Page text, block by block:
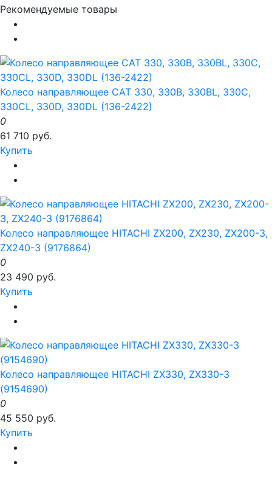
Рекомендуемые товары
Колесо направляющее CAT 330, 330B, 330BL, 330C,
330CL, 330D, 330DL (136-2422)
0
61 710 руб.
Купить
Колесо направляющее HITACHI ZX200, ZX230, ZX200-3,
ZX240-3 (9176864)
0
23 490 руб.
Купить
Колесо направляющее HITACHI ZX330, ZX330-3
(9154690)
0
45 550 руб.
Купить